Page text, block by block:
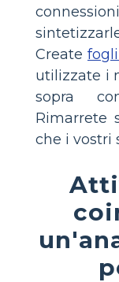
Create
utilizzate i
sopra
Rimarrete
che i vostri